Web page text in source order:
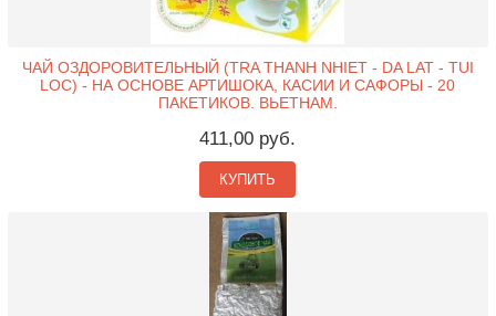
ЧАЙ ОЗДОРОВИТЕЛЬНЫЙ (TRA THANH NHIET - DA LAT - TUI
LOC) - НА ОСНОВЕ АРТИШОКА, КАСИИ И САФОРЫ - 20
ПАКЕТИКОВ. ВЬЕТНАМ.
411,00 руб.
КУПИТЬ